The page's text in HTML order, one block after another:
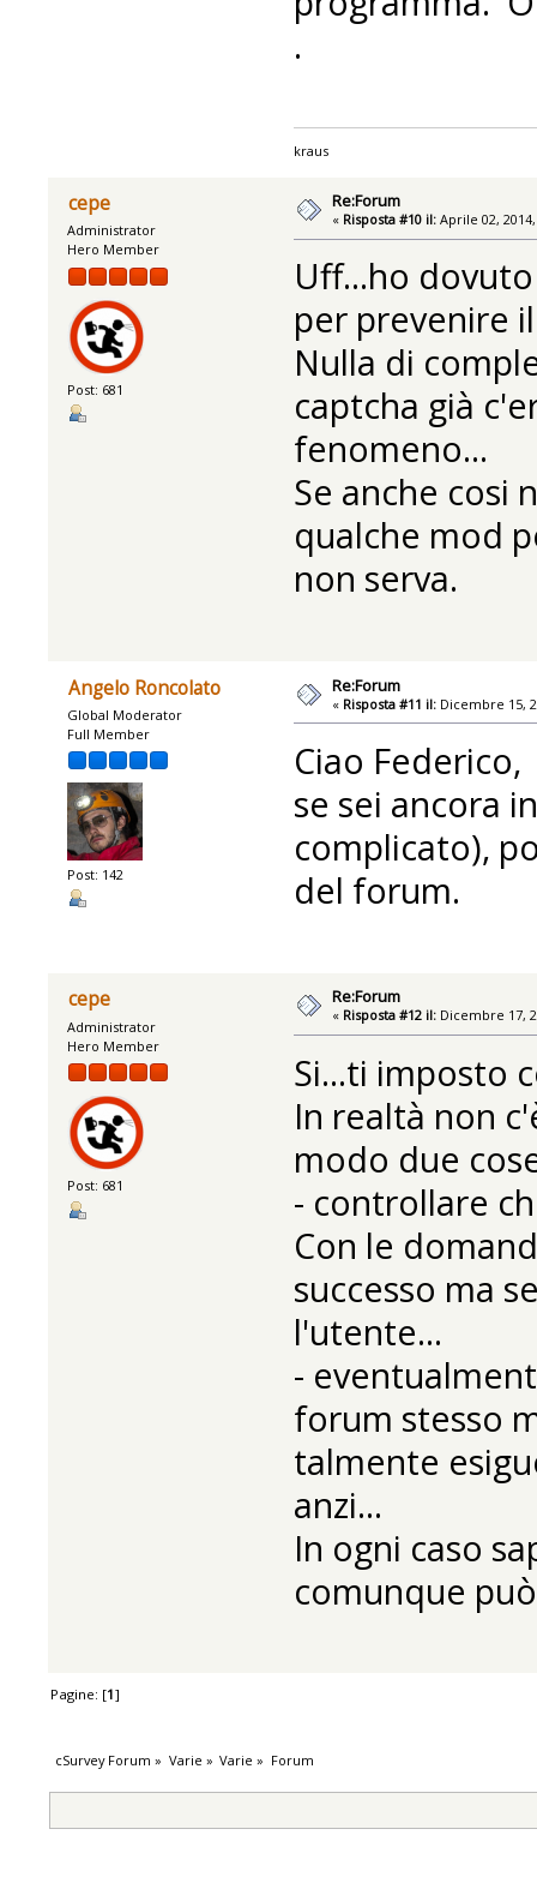
.
kraus
cepe
Administrator
Hero Member
Post: 681
Re:Forum
« Risposta #10 il: Aprile 02,
Uff...ho
per prevenire
Nulla di
captcha già
fenomeno...
Se anche cosi
qualche mod
non serva.
Angelo Roncolato
Global Moderator
Full Member
Post: 142
Re:Forum
« Risposta #11 il: Dicembre 15,
Ciao Federico,
se sei ancora
complicato),
del forum.
cepe
Administrator
Hero Member
Post: 681
Re:Forum
« Risposta #12 il: Dicembre 17,
Si...ti imposto
In realtà non
modo due
- controllare
Con le
successo ma
l'utente...
-
forum stesso
talmente
anzi...
In ogni caso
comunque
Pagine: [1]
cSurvey Forum » Varie » Varie » Forum